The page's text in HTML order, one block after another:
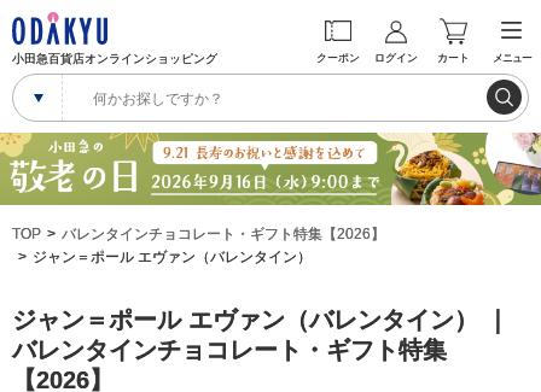
小田急百貨店オンラインショッピング クーポン ログイン カート メニュー
TOP
バレンタインチョコレート・ギフト特集【2026】
ジャン＝ポール エヴァン（バレンタイン）
ジャン＝ポール エヴァン（バレンタイン） ｜
バレンタインチョコレート・ギフト特集
【2026】